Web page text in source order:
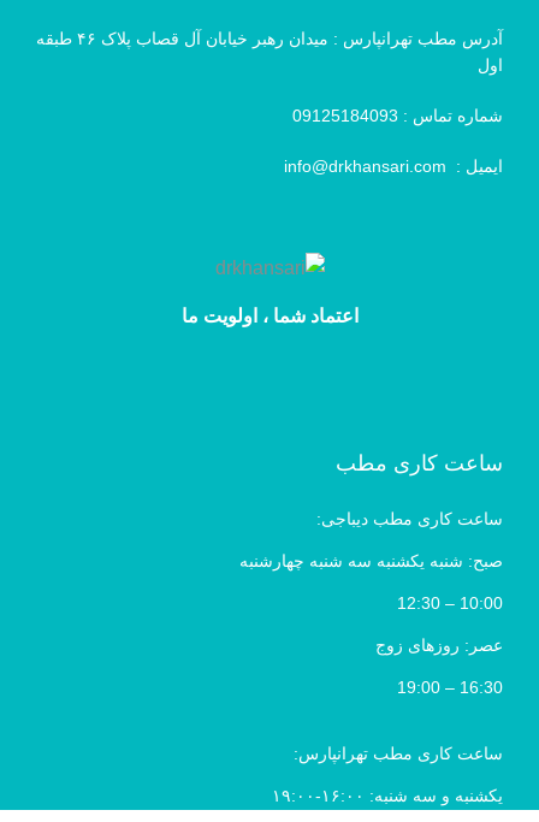
آدرس مطب تهرانپارس : میدان رهبر خیابان آل قصاب پلاک ۴۶ طبقه
اول
شماره تماس :
ایمیل : info@drkhansari.com
اعتماد شما ، اولویت ما
ساعت کاری مطب
ساعت کاری مطب دیباجی:
صبح: شنبه یکشنبه سه شنبه چهارشنبه
10:00 – 12:30
عصر: روزهای زوج
16:30 – 19:00
ساعت کاری مطب تهرانپارس:
یکشنبه و سه شنبه: ۱۶:۰۰-۱۹:۰۰